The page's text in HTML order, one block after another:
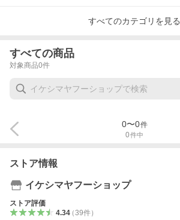
すべてのカテゴリを見る
すべての商品
対象商品0件
0件中
0〜0件
ストア情報
イケシマヤフーショップ
ストア評価
4.34（39件）